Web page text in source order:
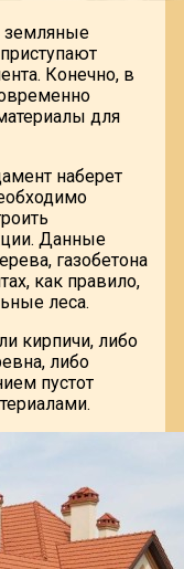
земляные
Конечно, в
для
наберет
Данные
газобетона
как правило,
леса.
кирпичи, либо
либо
пустот